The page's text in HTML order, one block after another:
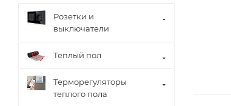
Розетки и
выключатели
Теплый пол
Терморегуляторы
теплого пола